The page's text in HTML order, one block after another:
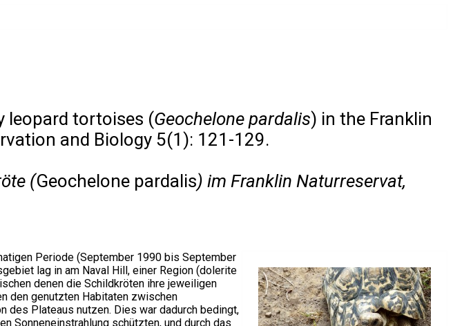
leopard tortoises (Geochelone pardalis) in the Franklin
and Biology 5(1): 121-129.
(Geochelone pardalis) im Franklin Naturreservat,
Periode (September 1990 bis September
lag in am Naval Hill, einer Region (dolerite
denen die Schildkröten ihre jeweiligen
den genutzten Habitaten zwischen
des Plateaus nutzen. Dies war dadurch bedingt,
Sonneneinstrahlung schützten, und durch das